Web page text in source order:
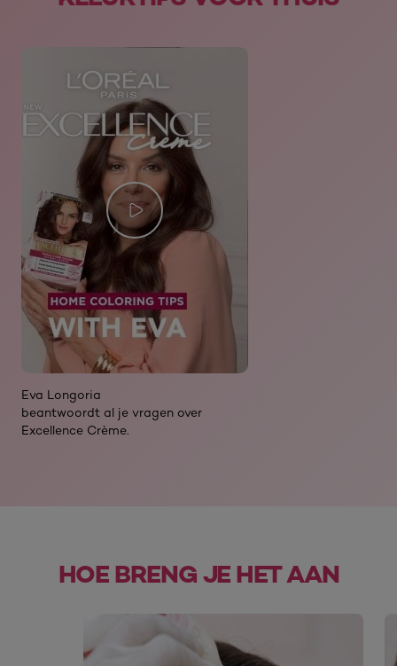
Eva Longoria
beantwoordt al je vragen over
Excellence Crème.
HOE BRENG JE HET AAN